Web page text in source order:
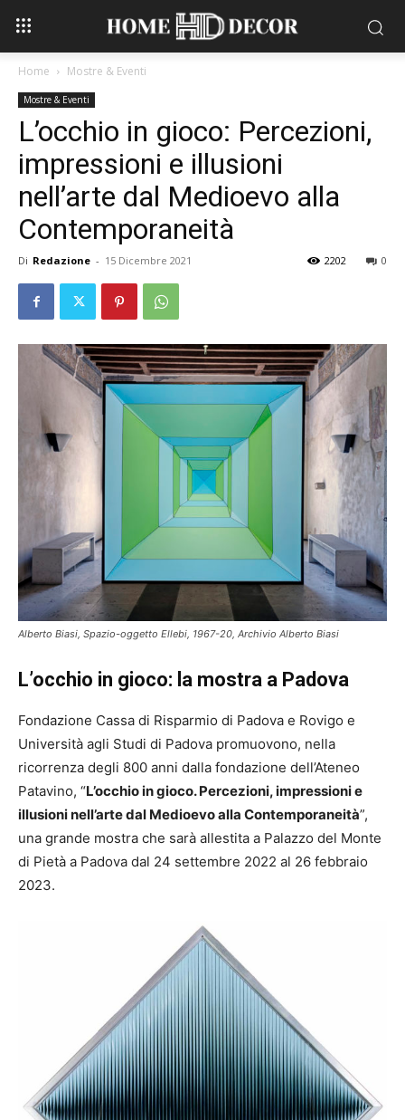
Home Mostre & Eventi
Mostre & Eventi
L’occhio in gioco: Percezioni,
impressioni e illusioni
nell’arte dal Medioevo alla
Contemporaneità
Di Redazione - 15 Dicembre 2021 0
2202
Alberto Biasi, Spazio-oggetto Ellebi, 1967-20, Archivio Alberto Biasi
L’occhio in gioco: la mostra a Padova
Fondazione Cassa di Risparmio di Padova e Rovigo e
Università agli Studi di Padova promuovono, nella
ricorrenza degli 800 anni dalla fondazione dell’Ateneo
Patavino, “L’occhio in gioco. Percezioni, impressioni e
illusioni nell’arte dal Medioevo alla Contemporaneità”,
una grande mostra che sarà allestita a Palazzo del Monte
di Pietà a Padova dal 24 settembre 2022 al 26 febbraio
2023.